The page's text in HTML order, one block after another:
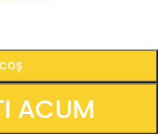
ACUM